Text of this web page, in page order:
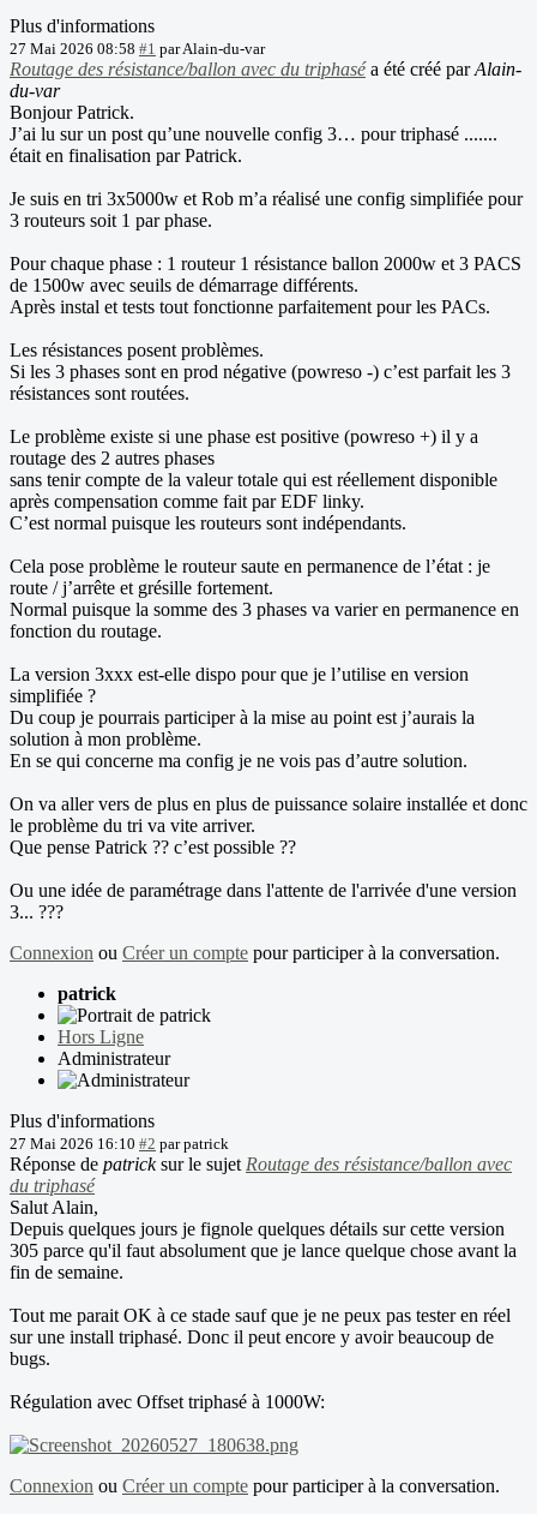
Plus d'informations
27 Mai 2026 08:58 #1 parAlain-du-var
Routage des résistance/ballon avec du triphaséa été créé parAlain-
du-var
Bonjour Patrick.
J’ai lu sur un post qu’une nouvelle config 3… pour triphasé .......
était en finalisation par Patrick.
Je suis en tri 3x5000w et Rob m’a réalisé une config simplifiée pour
3 routeurs soit 1 par phase.
Pour chaque phase : 1 routeur 1 résistance ballon 2000w et 3 PACS
de 1500w avec seuils de démarrage différents.
Après instal et tests tout fonctionne parfaitement pour les PACs.
Les résistances posent problèmes.
Si les 3 phases sont en prod négative (powreso -) c’est parfait les 3
résistances sont routées.
Le problème existe si une phase est positive (powreso +) il y a
routage des 2 autres phases
sans tenir compte de la valeur totale qui est réellement disponible
après compensation comme fait par EDF linky.
C’est normal puisque les routeurs sont indépendants.
Cela pose problème le routeur saute en permanence de l’état : je
route / j’arrête et grésille fortement.
Normal puisque la somme des 3 phases va varier en permanence en
fonction du routage.
La version 3xxx est-elle dispo pour que je l’utilise en version
simplifiée ?
Du coup je pourrais participer à la mise au point est j’aurais la
solution à mon problème.
En se qui concerne ma config je ne vois pas d’autre solution.
On va aller vers de plus en plus de puissance solaire installée et donc
le problème du tri va vite arriver.
Que pense Patrick ?? c’est possible ??
Ou une idée de paramétrage dans l'attente de l'arrivée d'une version
3... ???
Connexion ou Créer un compte pour participer à la conversation.
patrick
Hors Ligne
Administrateur
Plus d'informations
27 Mai 2026 16:10 #2 parpatrick
Réponse de patricksur le sujet Routage des résistance/ballon avec
du triphasé
Salut Alain,
Depuis quelques jours je fignole quelques détails sur cette version
305 parce qu'il faut absolument que je lance quelque chose avant la
fin de semaine.
Tout me parait OK à ce stade sauf que je ne peux pas tester en réel
sur une install triphasé. Donc il peut encore y avoir beaucoup de
bugs.
Régulation avec Offset triphasé à 1000W:
Connexion ou Créer un compte pour participer à la conversation.